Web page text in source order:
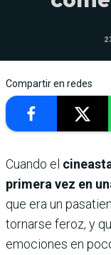
Compartir en redes
Cuando el
primera vez en
que era un
tornarse feroz, y
emociones en